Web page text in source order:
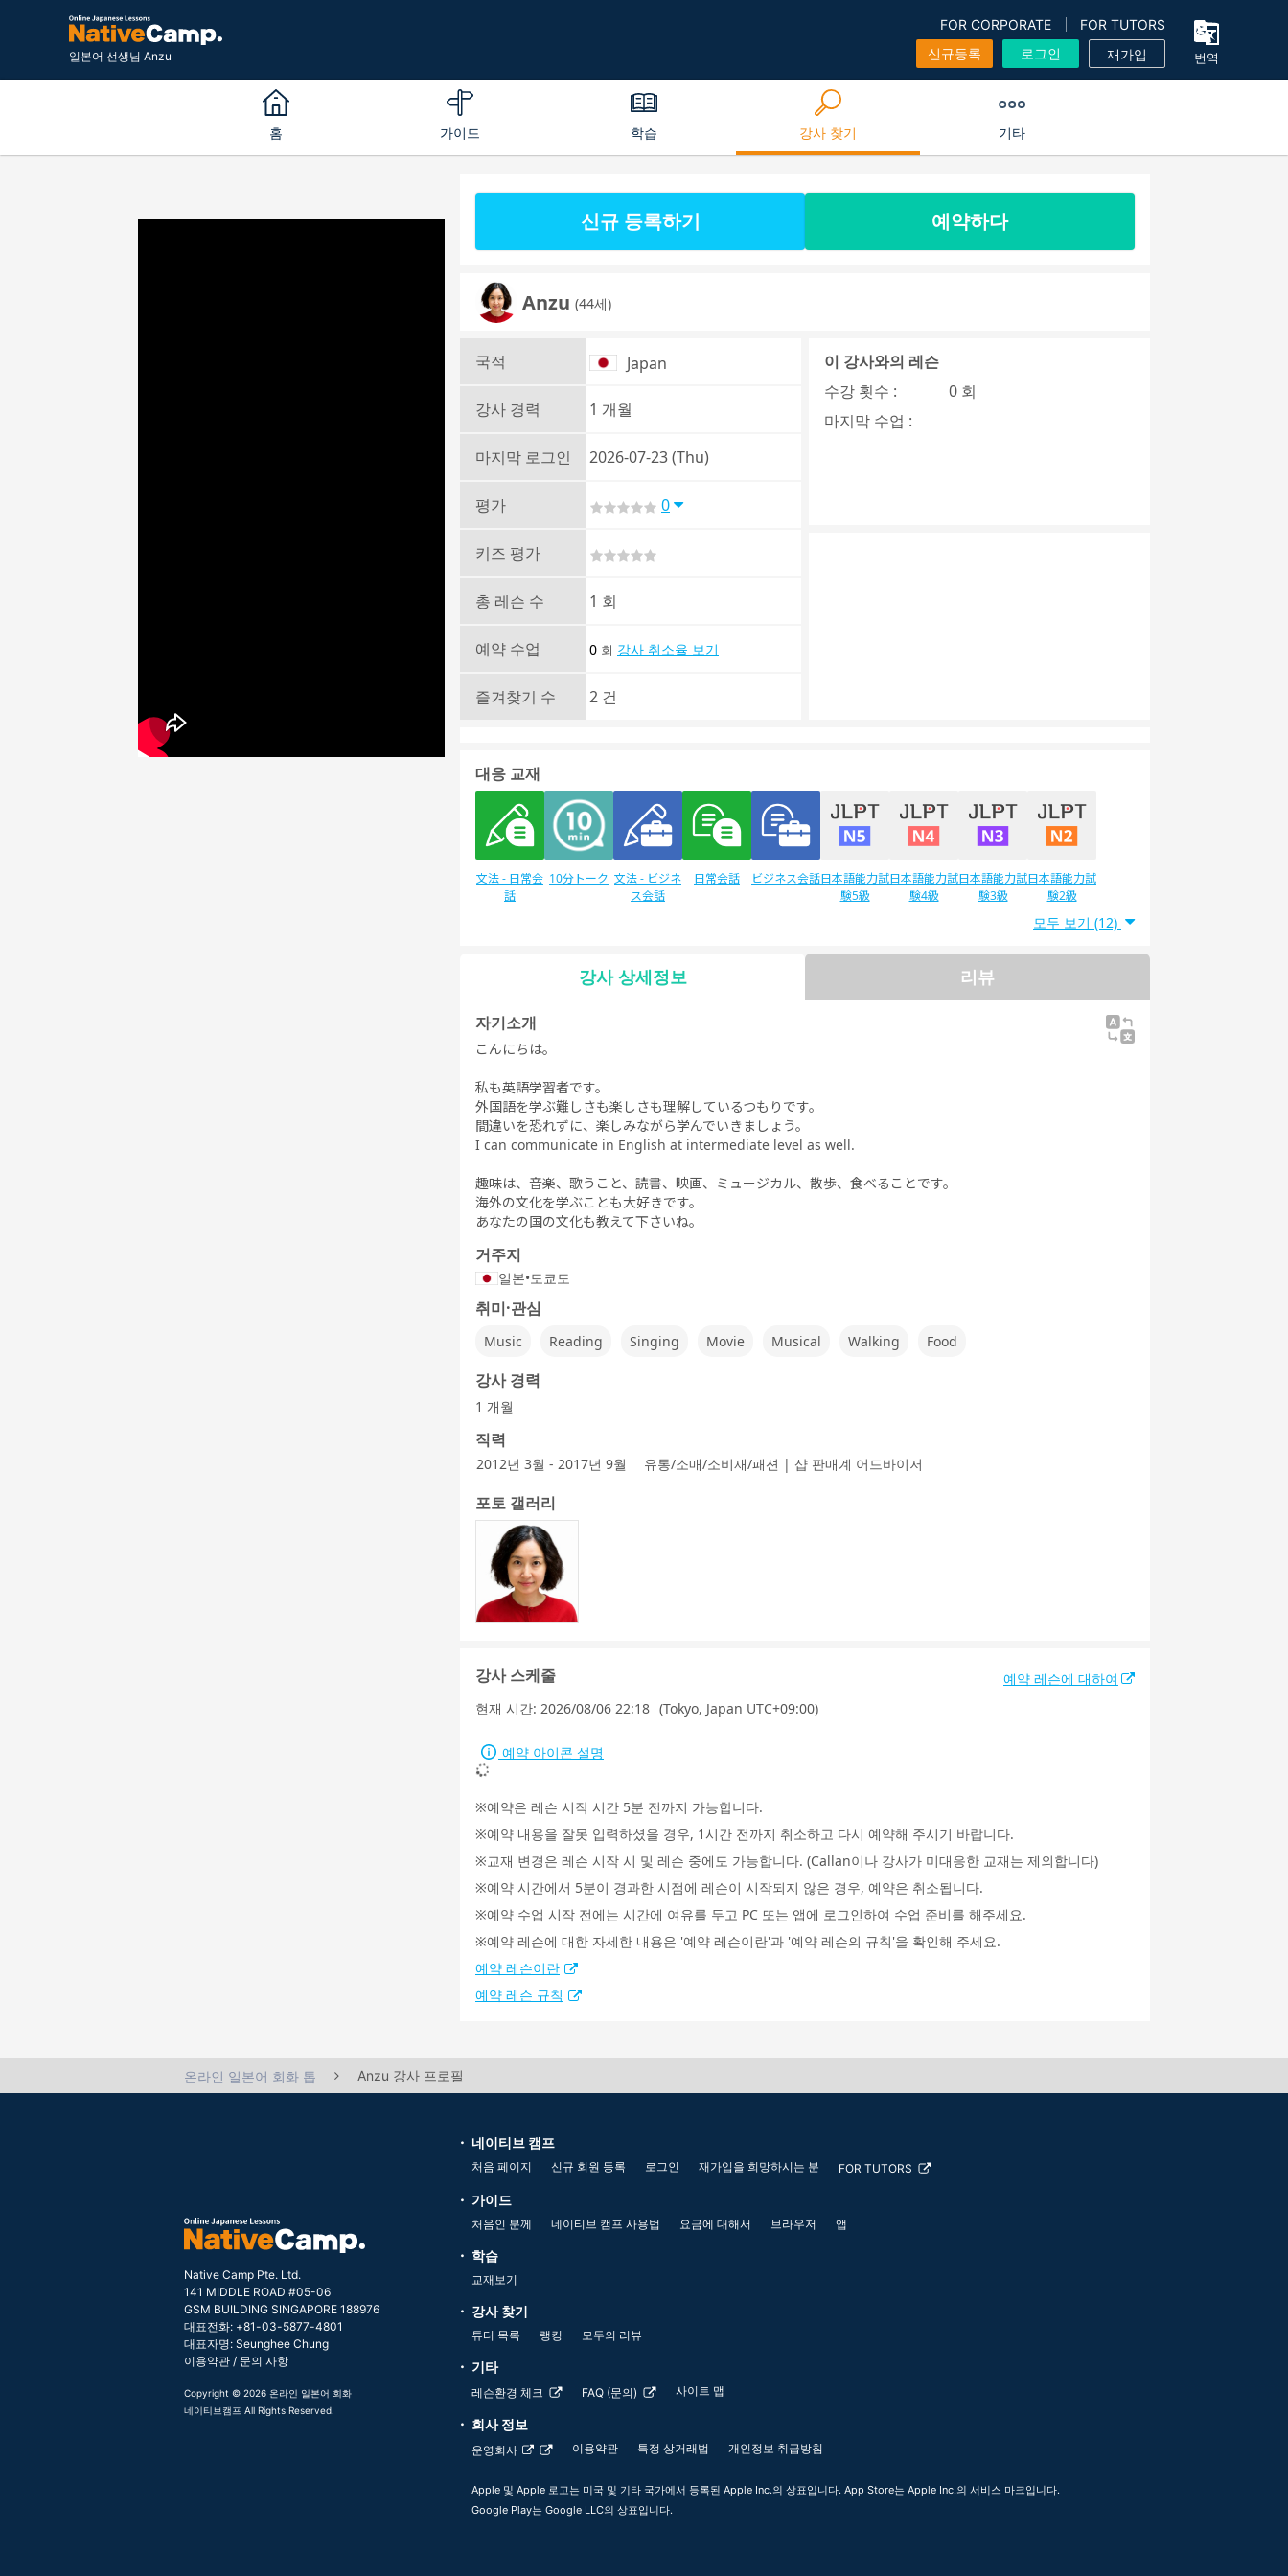
일본어 선생님 Anzu
FOR CORPORATE
FOR TUTORS
신규등록
로그인 재가입 번역
홈 가이드 학습 강사 찾기 기타
신규 등록하기 예약하다
Anzu (44세)
국적 Japan
강사 경력 1 개월
마지막 로그인 2026-07-23 (Thu)
평가 0
키즈 평가
총 레슨 수 1 회
예약 수업 0 회 강사 취소율 보기
즐겨찾기 수 2 건
이 강사와의 레슨
수강 횟수 :
0 회
마지막 수업 :
대응 교재
文法 - 日常会
話
10分トーク 文法 - ビジネ
ス会話
日常会話 ビジネス会話日本語能力試
験5級
日本語能力試
験4級
日本語能力試
験3級
日本語能力試
験2級
자유 대화
デイリートピ
모두 보기 (12)
강사 상세정보 리뷰
자기소개
こんにちは。
私も英語学習者です。
外国語を学ぶ難しさも楽しさも理解しているつもりです。
間違いを恐れずに、楽しみながら学んでいきましょう。
I can communicate in English at intermediate level as well.
趣味は、音楽、歌うこと、読書、映画、ミュージカル、散歩、食べることです。
海外の文化を学ぶことも大好きです。
あなたの国の文化も教えて下さいね。
거주지
일본•도쿄도
취미·관심
Music Reading Singing Movie Musical Walking Food
강사 경력
1 개월
직력
2012년 3월 - 2017년 9월 유통/소매/소비재/패션 | 샵 판매계 어드바이저
포토 갤러리
강사 스케줄
예약 레슨에 대하여
현재 시간: 2026/08/06 22:18 (Tokyo, Japan UTC+09:00)
예약 아이콘 설명
예약은 레슨 시작 시간 5분 전까지 가능합니다.
예약 내용을 잘못 입력하셨을 경우, 1시간 전까지 취소하고 다시 예약해 주시기 바랍니다.
교재 변경은 레슨 시작 시 및 레슨 중에도 가능합니다. (Callan이나 강사가 미대응한 교재는 제외합니다)
예약 시간에서 5분이 경과한 시점에 레슨이 시작되지 않은 경우, 예약은 취소됩니다.
예약 수업 시작 전에는 시간에 여유를 두고 PC 또는 앱에 로그인하여 수업 준비를 해주세요.
예약 레슨에 대한 자세한 내용은 '예약 레슨이란'과 '예약 레슨의 규칙'을 확인해 주세요.
예약 레슨이란
예약 레슨 규칙
온라인 일본어 회화 톱 Anzu 강사 프로필
Native Camp Pte. Ltd.
141 MIDDLE ROAD #05-06
GSM BUILDING SINGAPORE 188976
대표전화: +81-03-5877-4801
대표자명: Seunghee Chung
이용약관 / 문의 사항
Copyright © 2026 온라인 일본어 회화
네이티브캠프 All Rights Reserved.
네이티브 캠프
처음 페이지 신규 회원 등록 로그인 재가입을 희망하시는 분 FOR TUTORS
가이드
처음인 분께 네이티브 캠프 사용법 요금에 대해서 브라우저 앱
학습
교재보기
강사 찾기
튜터 목록 랭킹 모두의 리뷰
기타
레슨환경 체크 FAQ (문의) 사이트 맵
회사 정보
운영회사 이용약관 특정 상거래법 개인정보 취급방침
Apple 및 Apple 로고는 미국 및 기타 국가에서 등록된 Apple Inc.의 상표입니다. App Store는 Apple Inc.의 서비스 마크입니다.
Google Play는 Google LLC의 상표입니다.